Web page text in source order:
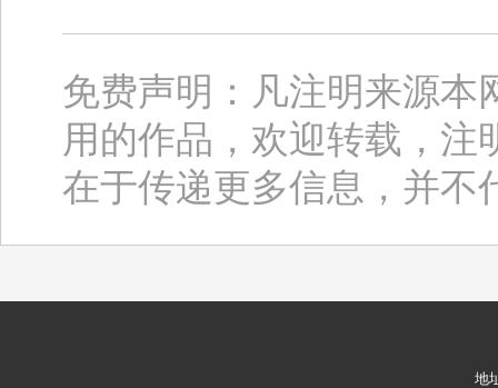
免费声明：凡注明来源本
用的作品，欢迎转载，
在于传递更多信息，并不
地